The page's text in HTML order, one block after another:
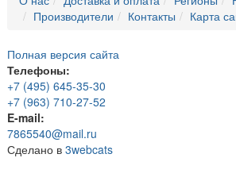
Производители
Контакты Карта
Полная версия сайта
Телефоны:
+7 (495) 645-35-30
+7 (963) 710-27-52
E-mail:
7865540@mail.ru
Сделано в 3webcats